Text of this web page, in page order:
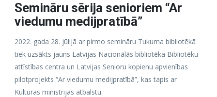
Semināru sērija senioriem “Ar
viedumu medijpratībā”
2022. gada 28. jūlijā ar pirmo semināru Tukuma bibliotēkā
tiek uzsākts jauns Latvijas Nacionālās bibliotēka Bibliotēku
attīstības centra un Latvijas Senioru kopienu apvienības
pilotprojekts “Ar viedumu medijpratībā”, kas tapis ar
Kultūras ministrijas atbalstu.